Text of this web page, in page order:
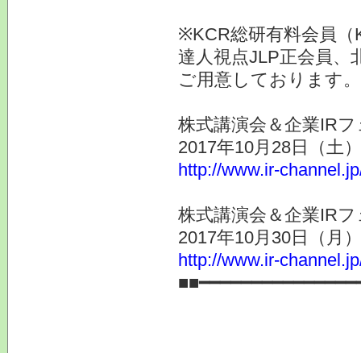
※KCR総研有料会員（
達人視点JLP正会員、
ご用意しております。
株式講演会＆企業IR
2017年10月28日（
http://www.ir-
株式講演会＆企業IR
2017年10月30日（
http://www.ir-